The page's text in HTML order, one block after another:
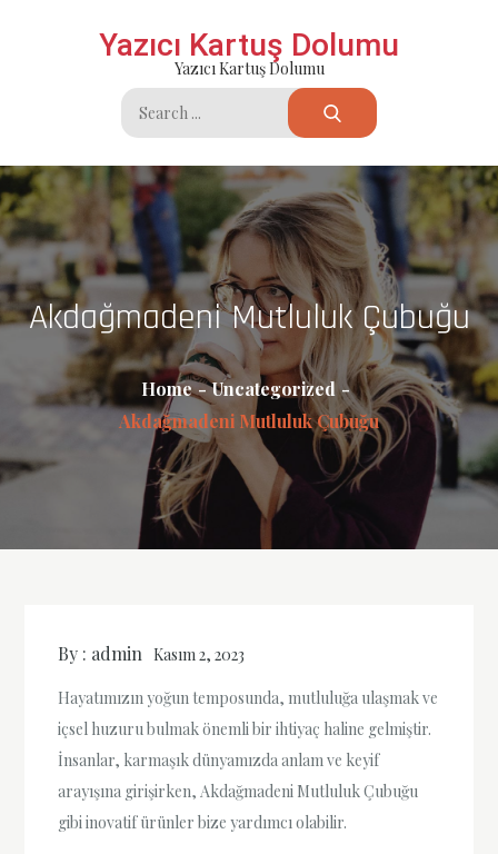
Yazıcı Kartuş Dolumu
Yazıcı Kartuş Dolumu
Search
for:
Akdağmadeni Mutluluk Çubuğu
Home
Uncategorized
Akdağmadeni Mutluluk Çubuğu
By : admin Kasım 2, 2023
Hayatımızın yoğun temposunda, mutluluğa ulaşmak ve
içsel huzuru bulmak önemli bir ihtiyaç haline gelmiştir.
İnsanlar, karmaşık dünyamızda anlam ve keyif
arayışına girişirken, Akdağmadeni Mutluluk Çubuğu
gibi inovatif ürünler bize yardımcı olabilir.